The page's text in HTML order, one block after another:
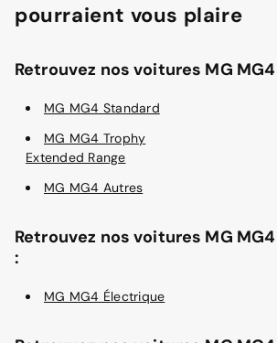
pourraient vous plaire
Retrouvez nos voitures MG
MG MG4 Standard
MG MG4 Trophy
Extended Range
MG MG4 Autres
Retrouvez nos voitures MG
:
MG MG4 Électrique